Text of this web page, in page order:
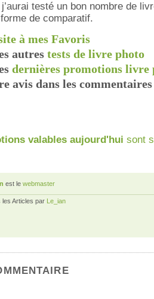
j’aurai testé un bon nombre de
de comparatif.
à mes Favoris
autres tests de livre photo
dernières promotions livre
avis dans les commentaires
valables aujourd'hui sont
est le webmaster
les Articles par Le_ian